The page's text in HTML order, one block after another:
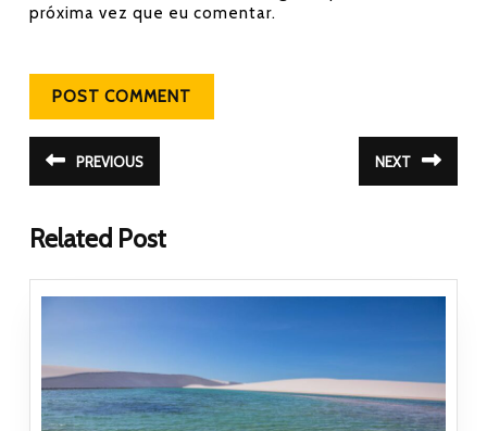
próxima vez que eu comentar.
Navegação de Post
PREVIOUS
anterior:
NEXT
post:
Related Post